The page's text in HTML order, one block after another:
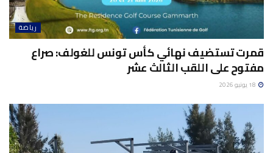
رياضة
قمرت تستضيف نهائي كأس تونس للغولف: صراع
مفتوح على اللقب الثالث عشر